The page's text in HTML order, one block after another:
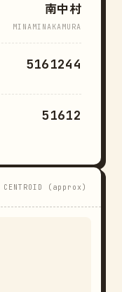
南中村
MINAMINAKAMURA
5161244
51612
CENTROID (approx)